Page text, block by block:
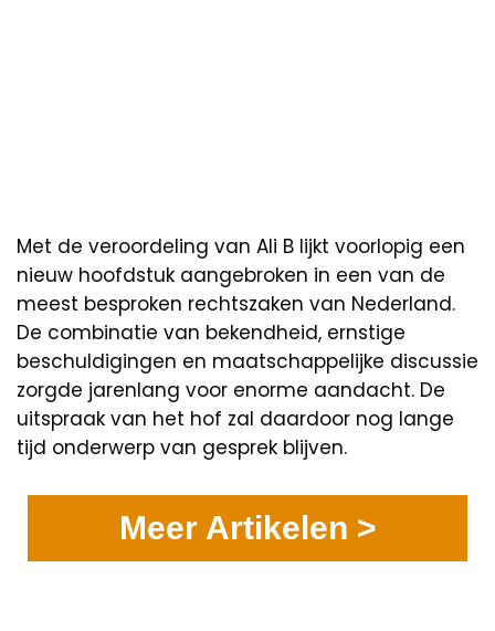
Met de veroordeling van Ali B lijkt voorlopig een
nieuw hoofdstuk aangebroken in een van de
meest besproken rechtszaken van Nederland.
De combinatie van bekendheid, ernstige
beschuldigingen en maatschappelijke discussie
zorgde jarenlang voor enorme aandacht. De
uitspraak van het hof zal daardoor nog lange
tijd onderwerp van gesprek blijven.
Meer Artikelen >